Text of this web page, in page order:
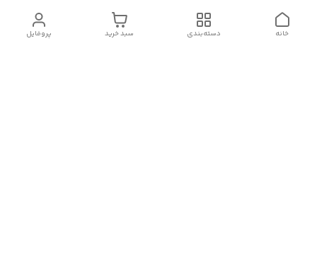
پروفایل سبد خرید دسته‌بندی خانه